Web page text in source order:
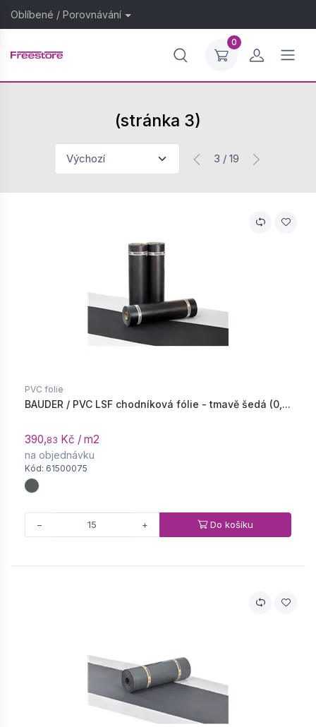
Oblíbené / Porovnávání
0
(stránka 3)
3 / 19
PVC folie
BAUDER / PVC LSF chodníková fólie - tmavě šedá (0,...
390,83 Kč / m2
na objednávku
Kód: 61500075
− + Do košíku